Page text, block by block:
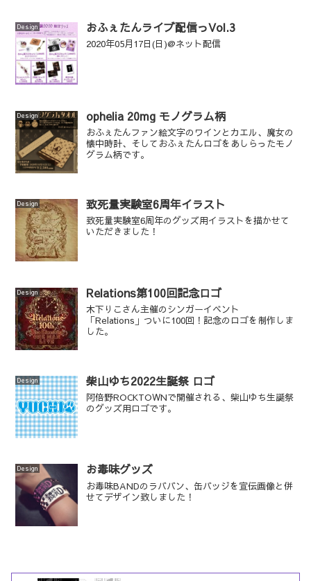
Design おふぇたんライブ配信っVol.3
2020年05月17日(日)@ネット配信
Design ophelia 20mg モノグラム柄
おふぇたんファン絵文字のワインとカエル、魔女の
懐中時計、そしておふぇたんロゴをあしらったモノ
グラム柄です。
Design 致死量実験室6周年イラスト
致死量実験室6周年のグッズ用イラストを描かせて
いただきました！
Design Relations第100回記念ロゴ
木下りこさん主催のシンガーイベント
「Relations」ついに100回！記念のロゴを制作しま
した。
Design 柴山ゆち2022生誕祭 ロゴ
阿倍野ROCKTOWNで開催される、柴山ゆち生誕祭
のグッズ用ロゴです。
Design お毒味グッズ
お毒味BANDのラババン、缶バッジを宣伝画像と併
せてデザイン致しました！